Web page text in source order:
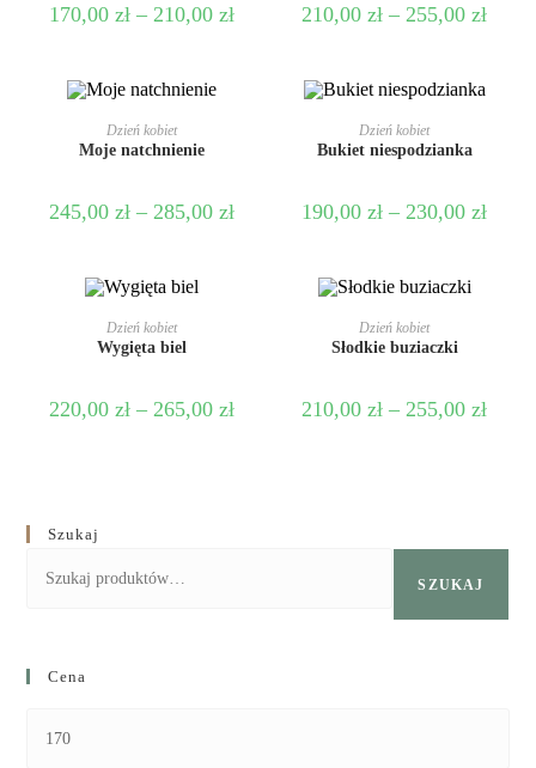
170,00 zł – 210,00 zł 210,00zł – 255,00zł
WYBIERZ OPCJE
Dzień kobiet
Moje natchnienie
245,00 zł – 285,00 zł
WYBIERZ OPCJE
Dzień kobiet
Bukiet niespodzianka
190,00zł – 230,00zł
WYBIERZ OPCJE
Dzień kobiet
Wygięta biel
220,00 zł – 265,00 zł
WYBIERZ OPCJE
Dzień kobiet
Słodkie buziaczki
210,00zł – 255,00zł
Szukaj
SZUKAJ
Cena